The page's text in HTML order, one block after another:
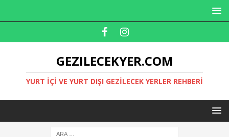
GEZILECEKYER.COM
YURT İÇI VE YURT DIŞI GEZILECEK YERLER REHBERI